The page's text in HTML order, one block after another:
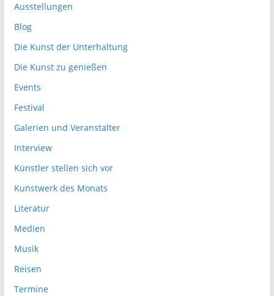
Ausstellungen
Blog
Die Kunst der Unterhaltung
Die Kunst zu genießen
Events
Festival
Galerien und Veranstalter
Interview
Künstler stellen sich vor
Kunstwerk des Monats
Literatur
Medien
Musik
Reisen
Termine